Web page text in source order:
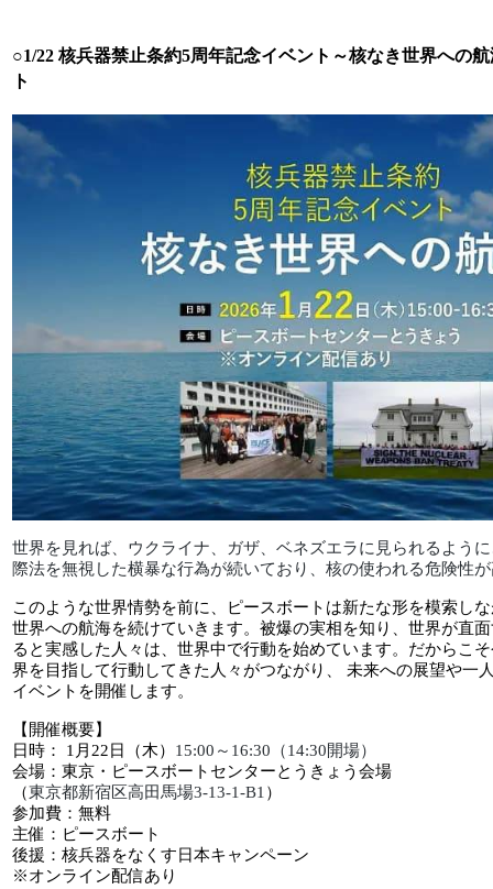
○1/22 核兵器禁止条約5周年記念イベント～核なき世界への
ト
世界を見れば、ウクライナ、ガザ、ベネズエラに見られるよう
際法を無視した横暴な行為が続いており、核の使われる危険性
このような世界情勢を前に、ピースボートは新たな形を模索し
世界への航海を続けていきます。被爆の実相を知り、世界が直
ると実感した人々は、世界中で行動を始めています。だからこ
界を目指して行動してきた人々がつながり、 未来への展望や一
イベントを開催します。
【開催概要】
日時： 1月22日（木） 15:00～16:30（14:30開場）
会場：東京・ピースボートセンターとうきょう会場
（東京都新宿区高田馬場3-13-1-B1 ）
参加費：無料
主催：ピースボート
後援：核兵器をなくす日本キャンペーン
※オンライン配信あり